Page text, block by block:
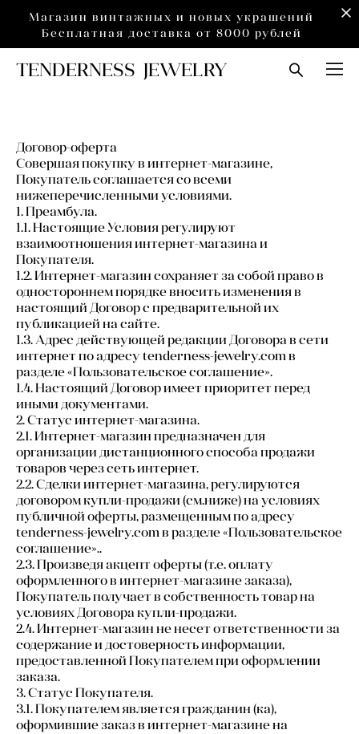
Магазин винтажных и новых украшений
Бесплатная доставка от 8000 рублей
TENDERNESS JEWELRY
Договор-оферта
Совершая покупку в интернет-магазине,
Покупатель соглашается со всеми
нижеперечисленными условиями.
1. Преамбула.
1.1. Настоящие Условия регулируют
взаимоотношения интернет-магазина и
Покупателя.
1.2. Интернет-магазин сохраняет за собой право в
одностороннем порядке вносить изменения в
настоящий Договор с предварительной их
публикацией на сайте.
1.3. Адрес действующей редакции Договора в сети
интернет по адресу tenderness-jewelry.com в
разделе «Пользовательское соглашение».
1.4. Настоящий Договор имеет приоритет перед
иными документами.
2. Статус интернет-магазина.
2.1. Интернет-магазин предназначен для
организации дистанционного способа продажи
товаров через сеть интернет.
2.2. Сделки интернет-магазина, регулируются
договором купли-продажи (см.ниже) на условиях
публичной оферты, размещенным по адресу
tenderness-jewelry.com в разделе «Пользовательское
соглашение»..
2.3. Произведя акцепт оферты (т.е. оплату
оформленного в интернет-магазине заказа),
Покупатель получает в собственность товар на
условиях Договора купли-продажи.
2.4. Интернет-магазин не несет ответственности за
содержание и достоверность информации,
предоставленной Покупателем при оформлении
заказа.
3. Статус Покупателя.
3.1. Покупателем является гражданин (ка),
оформившие заказ в интернет-магазине на